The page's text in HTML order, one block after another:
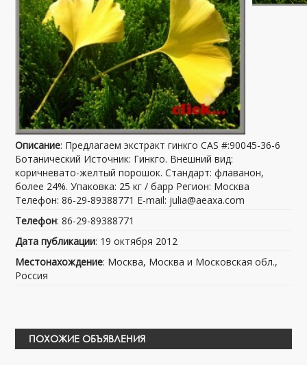
Описание: Предлагаем экстракт гинкго CAS #:90045-36-6
Ботанический Источник: Гинкго. Внешний вид:
коричневато-желтый порошок. Стандарт: флаванон,
более 24%. Упаковка: 25 кг / барр Регион: Москва
Телефон: 86-29-89388771 E-mail: julia@aeaxa.com
Телефон: 86-29-89388771
Дата публикации: 19 октября 2012
Местонахождение: Москва, Москва и Московская обл.,
Россия
ПОХОЖИЕ ОБЪЯВЛЕНИЯ